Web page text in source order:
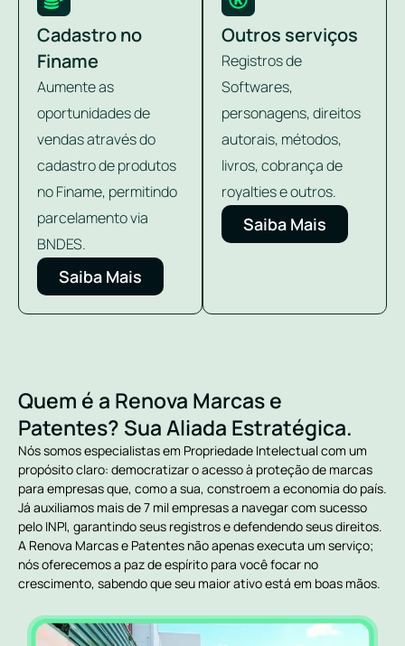
Cadastro no
Finame
Aumente as
oportunidades de
vendas através do
cadastro de produtos
no Finame, permitindo
parcelamento via
BNDES.
Saiba Mais
Outros serviços
Registros de
Softwares,
personagens, direitos
autorais, métodos,
livros, cobrança de
royalties e outros.
Saiba Mais
Quem é a Renova Marcas e
Patentes? Sua Aliada Estratégica.
Nós somos especialistas em Propriedade Intelectual com um
propósito claro: democratizar o acesso à proteção de marcas
para empresas que, como a sua, constroem a economia do país.
Já auxiliamos mais de 7 mil empresas a navegar com sucesso
pelo INPI, garantindo seus registros e defendendo seus direitos.
A Renova Marcas e Patentes não apenas executa um serviço;
nós oferecemos a paz de espírito para você focar no
crescimento, sabendo que seu maior ativo está em boas mãos.